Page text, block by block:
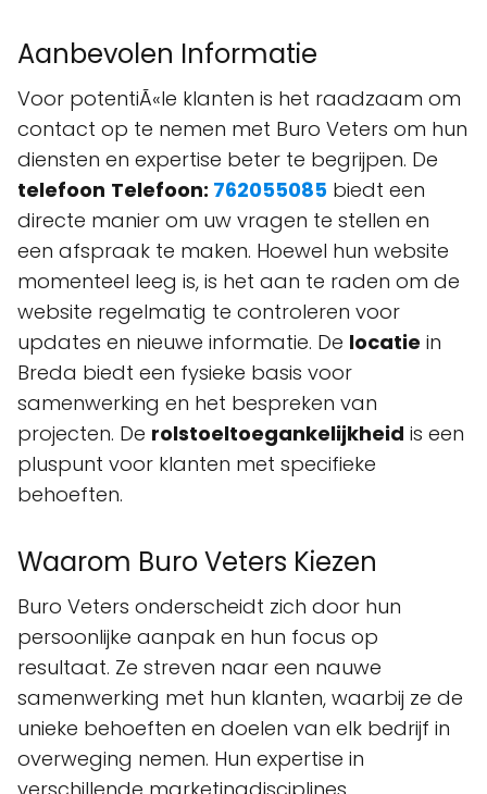
Aanbevolen Informatie
Voor potentiÃ«le klanten is het raadzaam om
contact op te nemen met Buro Veters om hun
diensten en expertise beter te begrijpen. De
telefoon Telefoon: 762055085 biedt een
directe manier om uw vragen te stellen en
een afspraak te maken. Hoewel hun website
momenteel leeg is, is het aan te raden om de
website regelmatig te controleren voor
updates en nieuwe informatie. De locatie in
Breda biedt een fysieke basis voor
samenwerking en het bespreken van
projecten. De rolstoeltoegankelijkheid is een
pluspunt voor klanten met specifieke
behoeften.
Waarom Buro Veters Kiezen
Buro Veters onderscheidt zich door hun
persoonlijke aanpak en hun focus op
resultaat. Ze streven naar een nauwe
samenwerking met hun klanten, waarbij ze de
unieke behoeften en doelen van elk bedrijf in
overweging nemen. Hun expertise in